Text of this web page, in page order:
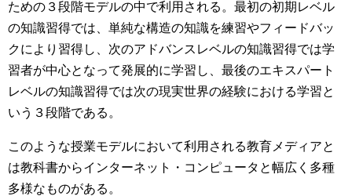
ための３段階モデルの中で利用される。最初の初期レベル
の知識習得では、単純な構造の知識を練習やフィードバッ
クにより習得し、次のアドバンスレベルの知識習得では学
習者が中心となって発展的に学習し、最後のエキスパート
レベルの知識習得では次の現実世界の経験における学習と
いう３段階である。
このような授業モデルにおいて利用される教育メディアと
は教科書からインターネット・コンピュータと幅広く多種
多様なものがある。